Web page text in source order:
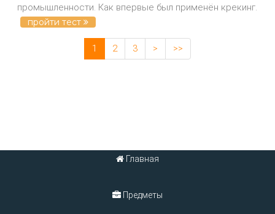
промышленности. Как впервые был применён крекинг.
пройти тест
1 2 3 > >>
Главная
Предметы